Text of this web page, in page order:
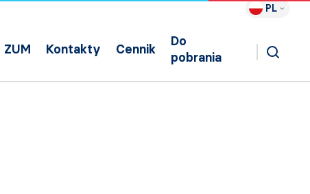
PL
ZUM Kontakty Cennik
Do
pobrania